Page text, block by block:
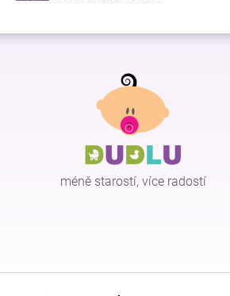
Z
méně starostí, více radostí